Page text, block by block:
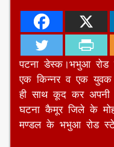
पटना डेस्क।भभुआ
एक किन्नर व एक
ही साथ कूद कर अपनी
घटना कैमूर जिले के
मण्डल के भभुआ रोड